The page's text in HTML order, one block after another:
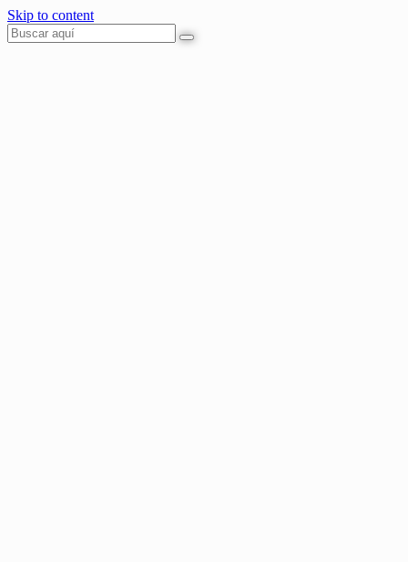
Skip to content